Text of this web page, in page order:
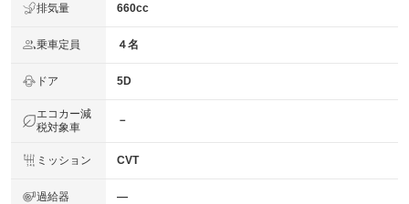
排気量 660cc
乗車定員 ４名
ドア 5D
エコカー減
税対象車
－
ミッション CVT
過給器 ―